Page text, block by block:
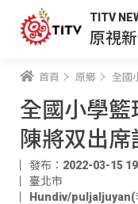
TITV
原視
首頁 原鄉 全國
全國小學
陳將双出
發布：2022-03-15
臺北市
Hundiv/puljaljuyan(